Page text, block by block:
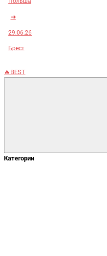
➜
29.06.26
Брест
🔥BEST
Категории